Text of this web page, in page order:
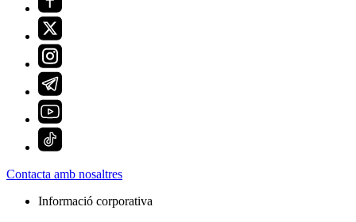
Contacta amb nosaltres
Informació corporativa